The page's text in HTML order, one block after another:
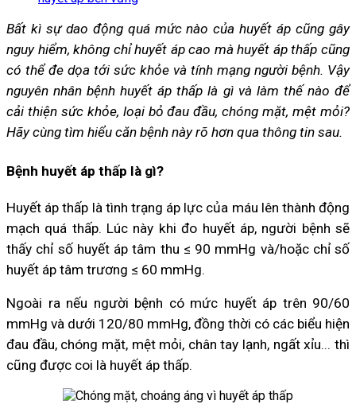
Bất kì sự dao động quá mức nào của huyết áp cũng gây
nguy hiểm, không chỉ huyết áp cao mà huyết áp thấp cũng
có thể đe dọa tới sức khỏe và tính mạng người bệnh. Vậy
nguyên nhân bệnh huyết áp thấp là gì và làm thế nào để
cải thiện sức khỏe, loại bỏ đau đầu, chóng mặt, mệt mỏi?
Hãy cùng tìm hiểu căn bệnh này rõ hơn qua thông tin sau.
Bệnh huyết áp thấp là gì?
Huyết áp thấp là tình trạng áp lực của máu lên thành động
mạch quá thấp. Lúc này khi đo huyết áp, người bệnh sẽ
thấy chỉ số huyết áp tâm thu ≤ 90 mmHg và/hoặc chỉ số
huyết áp tâm trương ≤ 60 mmHg.
Ngoài ra nếu người bệnh có mức huyết áp trên 90/60
mmHg và dưới 120/80 mmHg, đồng thời có các biểu hiện
đau đầu, chóng mặt, mệt mỏi, chân tay lạnh, ngất xỉu... thì
cũng được coi là huyết áp thấp.